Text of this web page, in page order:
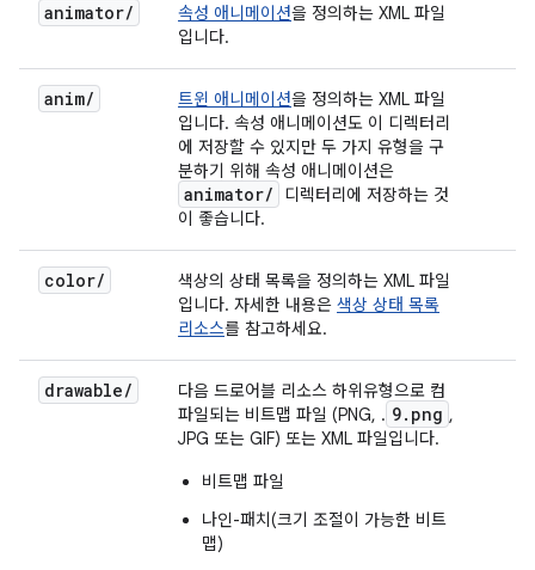
animator/ 속성 애니메이션을 정의하는 XML 파일
입니다.
anim/ 트윈 애니메이션을 정의하는 XML 파일
입니다. 속성 애니메이션도 이 디렉터리
에 저장할 수 있지만 두 가지 유형을 구
분하기 위해 속성 애니메이션은
animator/
디렉터리에 저장하는 것
이 좋습니다.
color/
색상의 상태 목록을 정의하는 XML 파일
입니다. 자세한 내용은 색상 상태 목록
리소스를 참고하세요.
drawable/
다음 드로어블 리소스 하위유형으로 컴
파일되는 비트맵 파일 (PNG, . 9.png ,
JPG 또는 GIF) 또는 XML 파일입니다.
비트맵 파일
나인-패치(크기 조절이 가능한 비트
맵)